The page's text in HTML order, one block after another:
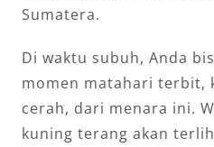
Sumatera.
Di waktu subuh, Anda
momen matahari terbit,
cerah, dari menara ini.
kuning terang akan